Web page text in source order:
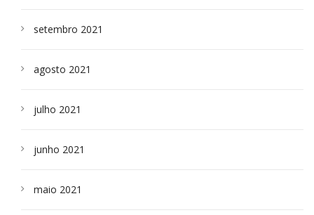
setembro 2021
agosto 2021
julho 2021
junho 2021
maio 2021